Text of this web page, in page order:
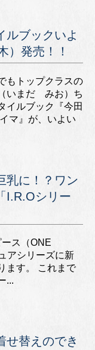
ルブックいよ
）発売！！
もトップクラスの
いまだ みお）ち
イルブック『今田
マ』が、いよい
乳に！？ワン
I.R.Oシリー
ス（ONE
アシリーズに新
ます。 これまで
...
せ替えのでき